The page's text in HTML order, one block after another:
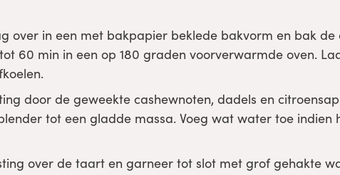
over in een met bakpapier beklede bakvorm en bak
60 min in een op 180 graden voorverwarmde oven.
door de geweekte cashewnoten, dadels en
tot een gladde massa. Voeg wat water toe indien
over de taart en garneer tot slot met grof gehakte